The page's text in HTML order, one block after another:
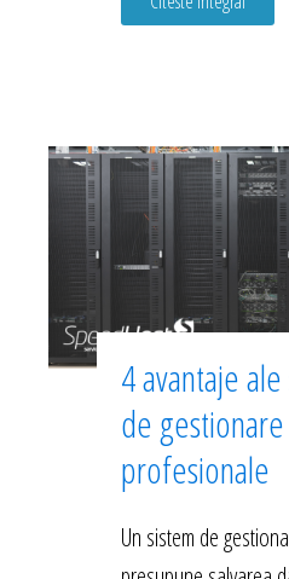
4 avantaje
de
profesionale
Un sistem de